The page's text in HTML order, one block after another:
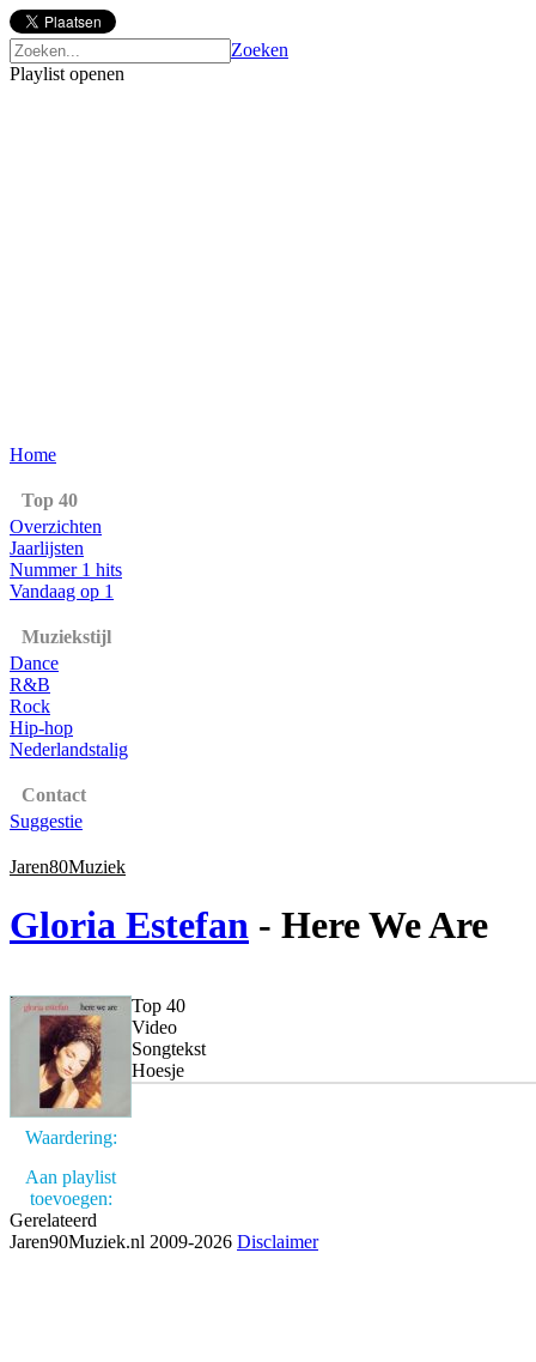
Zoeken
Playlist openen
Home
Top 40
Overzichten
Jaarlijsten
Nummer 1 hits
Vandaag op 1
Muziekstijl
Dance
R&B
Rock
Hip-hop
Nederlandstalig
Contact
Suggestie
Jaren80Muziek
Gloria Estefan - Here We Are
Waardering:
Aan playlist
toevoegen:
Top 40
Video
Songtekst
Hoesje
Gerelateerd
Jaren90Muziek.nl 2009-2026 Disclaimer